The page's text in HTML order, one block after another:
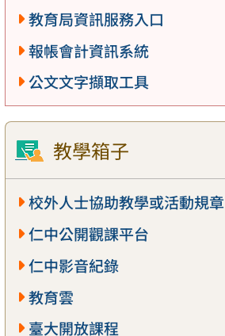
教育局資訊服務入口
報帳會計資訊系統
公文文字擷取工具
教學箱子
校外人士協助教學或活動規章
仁中公開觀課平台
仁中影音紀錄
教育雲
臺大開放課程